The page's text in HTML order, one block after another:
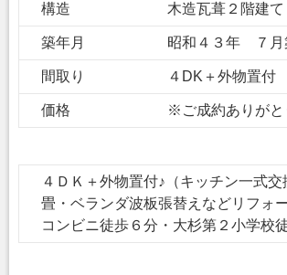
構造 木造瓦葺２階建て
築年月 昭和４３年 ７月
間取り ４DK＋外物置付
価格 ※ご成約ありが
４ＤＫ＋外物置付♪（キッチン一式
畳・ベランダ波板張替えなどリフォ
コンビニ徒歩６分・大杉第２小学校